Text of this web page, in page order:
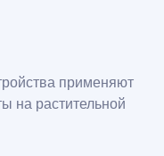
применяют
на растительной